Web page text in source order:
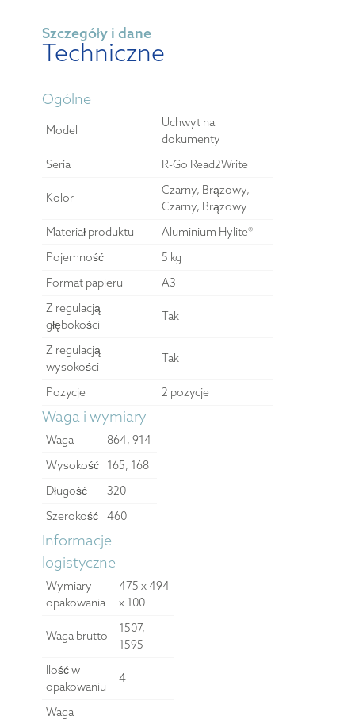
Szczegóły i dane
Techniczne
Ogólne
Model
Uchwyt na
dokumenty
Seria
R-Go Read2Write
Kolor
Czarny, Brązowy,
Czarny, Brązowy
Materiał produktu
Aluminium Hylite®
Pojemność
5 kg
Format papieru
A3
Z regulacją
głębokości
Tak
Z regulacją
wysokości
Tak
Pozycje 2 pozycje
Waga i wymiary
Waga
864, 914
Wysokość
165, 168
Długość
320
Szerokość
460
Informacje
logistyczne
Wymiary
opakowania
475 x 494
x 100
Waga brutto
1507,
1595
Ilość w
opakowaniu
4
Waga